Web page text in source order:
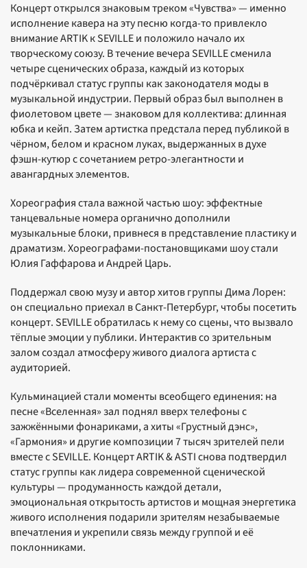
Концерт открылся знаковым треком «Чувства» — именно
исполнение кавера на эту песню когда‑то привлекло
внимание ARTIK к SEVILLE и положило начало их
творческому союзу. В течение вечера SEVILLE сменила
четыре сценических образа, каждый из которых
подчёркивал статус группы как законодателя моды в
музыкальной индустрии. Первый образ был выполнен в
фиолетовом цвете — знаковом для коллектива: длинная
юбка и кейп. Затем артистка предстала перед публикой в
чёрном, белом и красном луках, выдержанных в духе
фэшн‑кутюр с сочетанием ретро‑элегантности и
авангардных элементов.
Хореография стала важной частью шоу: эффектные
танцевальные номера органично дополнили
музыкальные блоки, привнеся в представление пластику и
драматизм. Хореографами-постановщиками шоу стали
Юлия Гаффарова и Андрей Царь.
Поддержал свою музу и автор хитов группы Дима Лорен:
он специально приехал в Санкт‑Петербург, чтобы посетить
концерт. SEVILLE обратилась к нему со сцены, что вызвало
тёплые эмоции у публики. Интерактив со зрительным
залом создал атмосферу живого диалога артиста с
аудиторией.
Кульминацией стали моменты всеобщего единения: на
песне «Вселенная» зал поднял вверх телефоны с
зажжёнными фонариками, а хиты «Грустный дэнс»,
«Гармония» и другие композиции 7 тысяч зрителей пели
вместе с SEVILLE. Концерт ARTIK & ASTI снова подтвердил
статус группы как лидера современной сценической
культуры — продуманность каждой детали,
эмоциональная открытость артистов и мощная энергетика
живого исполнения подарили зрителям незабываемые
впечатления и укрепили связь между группой и её
поклонниками.